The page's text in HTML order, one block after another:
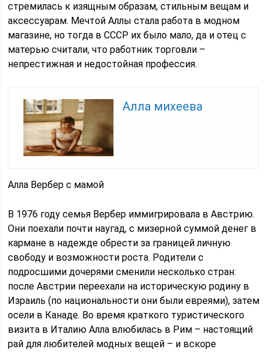
стремилась к изящным образам, стильным вещам и
аксессуарам. Мечтой Аллы стала работа в модном
магазине, но тогда в СССР их было мало, да и отец с
матерью считали, что работник торговли –
непрестижная и недостойная профессия.
Алла михеева
Алла Вербер с мамой
В 1976 году семья Вербер иммигрировала в Австрию.
Они поехали почти наугад, с мизерной суммой денег в
кармане в надежде обрести за границей личную
свободу и возможности роста. Родители с
подросшими дочерями сменили несколько стран:
после Австрии переехали на историческую родину в
Израиль (по национальности они были евреями), затем
осели в Канаде. Во время краткого туристического
визита в Италию Алла влюбилась в Рим – настоящий
рай для любителей модных вещей – и вскоре